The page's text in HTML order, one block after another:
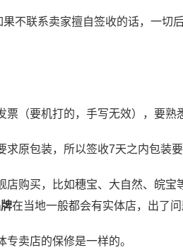
不联系卖家擅自签收的话，一切
（要机打的，手写无效），要熟
原包装，所以签收7天之内包装要
店购买，比如穗宝、大自然、皖宝
在当地一般都会有实体店，出了问
卖店的保修是一样的。